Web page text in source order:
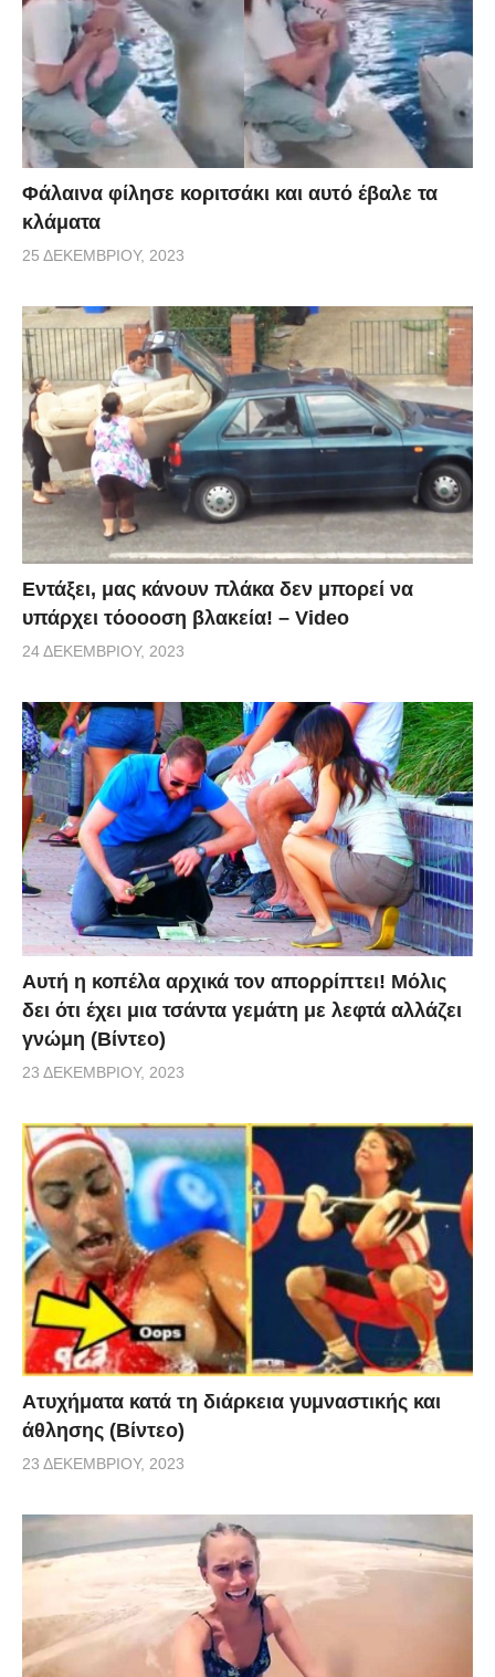
Φάλαινα φίλησε κοριτσάκι και αυτό έβαλε τα
κλάματα
25 ΔΕΚΕΜΒΡΊΟΥ, 2023
Εντάξει, μας κάνουν πλάκα δεν μπορεί να
υπάρχει τόοοοση βλακεία! – Video
24 ΔΕΚΕΜΒΡΊΟΥ, 2023
Αυτή η κοπέλα αρχικά τον απορρίπτει! Μόλις
δει ότι έχει μια τσάντα γεμάτη με λεφτά αλλάζει
γνώμη (Βίντεο)
23 ΔΕΚΕΜΒΡΊΟΥ, 2023
Aτυχήματα κατά τη διάρκεια γυμναστικής και
άθλησης (Βίντεο)
23 ΔΕΚΕΜΒΡΊΟΥ, 2023